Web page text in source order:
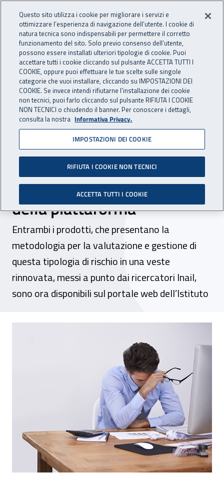
INAIL - Istituto Nazionale
Apri cerca
Navigazione principale
Navigazione - Ti trovi in:
Home Inail comunica News
16 ottobre 2017
Stress lavoro-correlato,
online la versione
aggiornata del manuale e
della piattaforma
Entrambi i prodotti, che presentano la
metodologia per la valutazione e gestione di
questa tipologia di rischio in una veste
rinnovata, messi a punto dai ricercatori Inail,
sono ora disponibili sul portale web dell’Istituto
Questo sito utilizza i cookie per migliorare i servizi e
ottimizzare l’esperienza di navigazione dell’utente. I cookie di
natura tecnica sono indispensabili per permettere il corretto
funzionamento del sito. Solo previo consenso dell’utente,
possono essere installati ulteriori tipologie di cookie. Puoi
accettare tutti i cookie cliccando sul pulsante ACCETTA TUTTI I
COOKIE, oppure puoi effettuare le tue scelte sulle singole
categorie che vuoi installare, cliccando su IMPOSTAZIONI DEI
COOKIE. Se invece intendi rifiutarne l’installazione dei cookie
non tecnici, puoi farlo cliccando sul pulsante RIFIUTA I COOKIE
NON TECNICI o chiudendo il banner. Per conoscere i dettagli,
consulta la nostra Informativa Privacy.
IMPOSTAZIONI DEI COOKIE
RIFIUTA I COOKIE NON TECNICI
ACCETTA TUTTI I COOKIE